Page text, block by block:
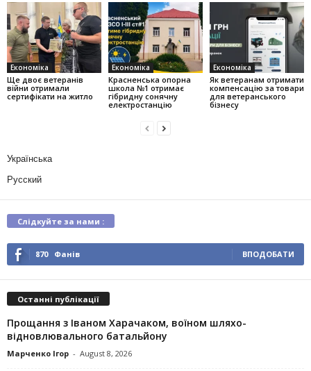
Економіка
Ще двоє ветеранів
війни отримали
сертифікати на житло
Економіка
Красненська опорна
школа №1 отримає
гібридну сонячну
електростанцію
Економіка
Як ветеранам отримати
компенсацію за товари
для ветеранського
бізнесу
Українська
Русский
Слідкуйте за нами :
870 Фанів ВПОДОБАТИ
Останні публікації
Прощання з Іваном Харачаком, воїном шляхо-
відновлювального батальйону
Марченко Ігор - August 8, 2026